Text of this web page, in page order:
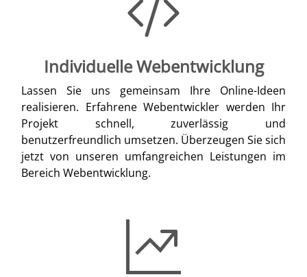
Individuelle Webentwicklung
Lassen Sie uns gemeinsam Ihre Online-Ideen
realisieren. Erfahrene Webentwickler werden Ihr
Projekt schnell, zuverlässig und
benutzerfreundlich umsetzen. Überzeugen Sie sich
jetzt von unseren umfangreichen Leistungen im
Bereich Webentwicklung.